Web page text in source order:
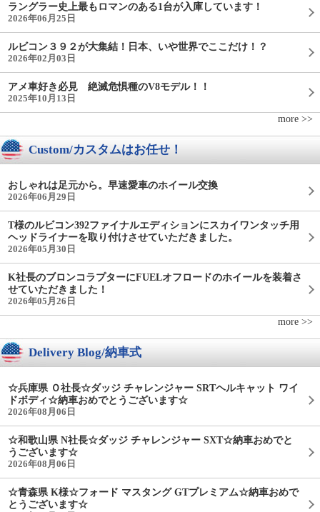
ラングラー史上最もロマンのある1台が入庫しています！
2026年06月25日
ルビコン３９２が大集結！日本、いや世界でここだけ！？
2026年02月03日
アメ車好き必見 絶滅危惧種のV8モデル！！
2025年10月13日
more >>
Custom/カスタムはお任せ！
おしゃれは足元から。早速愛車のホイール交換
2026年06月29日
T様のルビコン392ファイナルエディションにスカイワンタッチ用
ヘッドライナーを取り付けさせていただきました。
2026年05月30日
K社長のブロンコラプターにFUELオフロードのホイールを装着さ
せていただきました！
2026年05月26日
more >>
Delivery Blog/納車式
☆兵庫県 Ｏ社長☆ダッジ チャレンジャー SRTヘルキャット ワイ
ドボディ☆納車おめでとうございます☆
2026年08月06日
☆和歌山県 N社長☆ダッジ チャレンジャー SXT☆納車おめでと
うございます☆
2026年08月06日
☆青森県 K様☆フォード マスタング GTプレミアム☆納車おめで
とうございます☆